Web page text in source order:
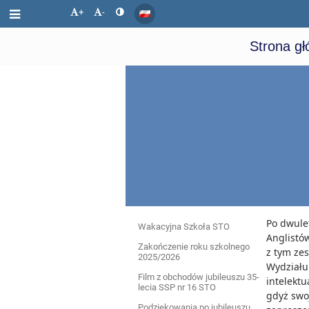
+ -
Strona
Wydarzenia
Wakacyjna Szkoła STO
Zakończenie roku szkolnego
2025/2026
Film z obchodów jubileuszu 35-
lecia SSP nr 16 STO
Po
z tym
gdyż